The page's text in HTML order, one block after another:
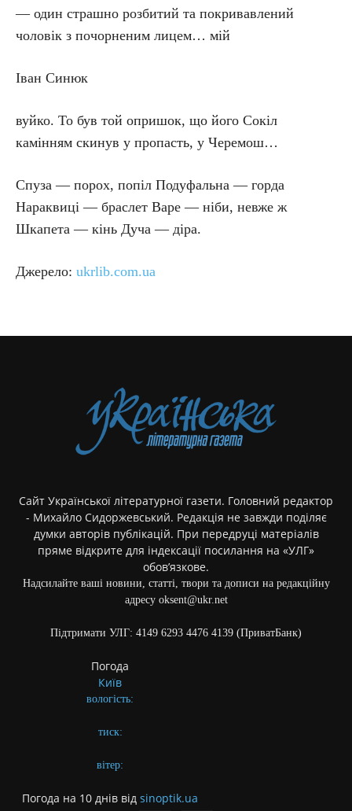
— один страшно розбитий та покривавлений
чоловік з почорненим лицем… мій
Іван Синюк
вуйко. То був той опришок, що його Сокіл
камінням скинув у пропасть, у Черемош…
Спуза — порох, попіл Подуфальна — горда
Нараквиці — браслет Варе — ніби, невже ж
Шкапета — кінь Дуча — діра.
Джерело: ukrlib.com.ua
Сайт Української літературної газети. Головний редактор
- Михайло Сидоржевський. Редакція не завжди поділяє
думки авторів публікацій. При передруці матеріалів
пряме відкрите для індексації посилання на «УЛГ»
обов’язкове.
Надсилайте ваші новини, статті, твори та дописи на редакційну
адресу oksent@ukr.net
Підтримати УЛГ: 4149 6293 4476 4139 (ПриватБанк)
Погода
Київ
вологість:
тиск:
вітер:
Погода на 10 днів від sinoptik.ua